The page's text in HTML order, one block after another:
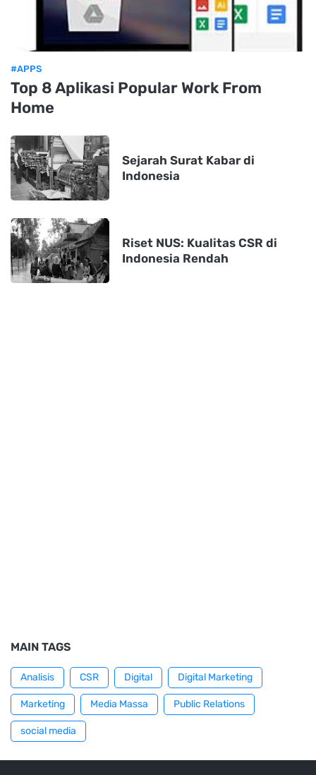
#APPS
Top 8 Aplikasi Popular Work From
Home
Sejarah Surat Kabar di
Indonesia
Riset NUS: Kualitas CSR di
Indonesia Rendah
MAIN TAGS
Analisis CSR Digital Digital Marketing
Marketing Media Massa Public Relations
social media